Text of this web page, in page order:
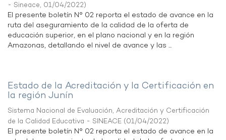
- Sineace, 01/04/2022)
El presente boletín N° 02 reporta el estado de avance en la
ruta del aseguramiento de la calidad de la oferta de
educación superior, en el plano nacional y en la región
Amazonas, detallando el nivel de avance y las ...
Estado de la Acreditación y la Certificación en
la región Junín
Sistema Nacional de Evaluación, Acreditación y Certificación
de la Calidad Educativa - SINEACE (01/04/2022)
El presente boletín N° 02 reporta el estado de avance en la